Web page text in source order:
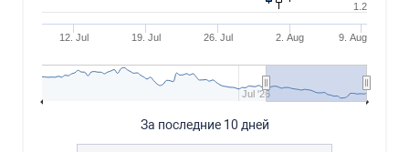
12. Jul 19. Jul 26. Jul 2. Aug 9. Aug
Jul '26
1.2
За последние 10 дней